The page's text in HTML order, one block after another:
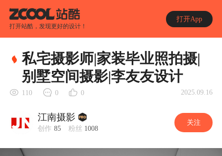
打开站酷，发现更好的设计！
打开App
私宅摄影师|家装毕业照拍摄|
别墅空间摄影|李友友设计
110 0 0 2025.09.16
江南摄影
创作 85 粉丝 1008
关注